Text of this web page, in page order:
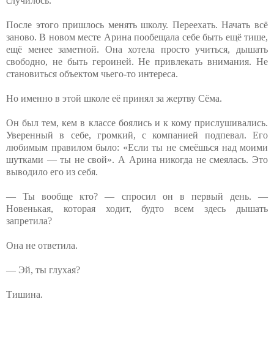
После этого пришлось менять школу. Переехать. Начать всё
заново. В новом месте Арина пообещала себе быть ещё тише,
ещё менее заметной. Она хотела просто учиться, дышать
свободно, не быть героиней. Не привлекать внимания. Не
становиться объектом чьего-то интереса.
Но именно в этой школе её принял за жертву Сёма.
Он был тем, кем в классе боялись и к кому прислушивались.
Уверенный в себе, громкий, с компанией подпевал. Его
любимым правилом было: «Если ты не смеёшься над моими
шутками — ты не свой». А Арина никогда не смеялась. Это
выводило его из себя.
— Ты вообще кто? — спросил он в первый день. —
Новенькая, которая ходит, будто всем здесь дышать
запретила?
Она не ответила.
— Эй, ты глухая?
Тишина.